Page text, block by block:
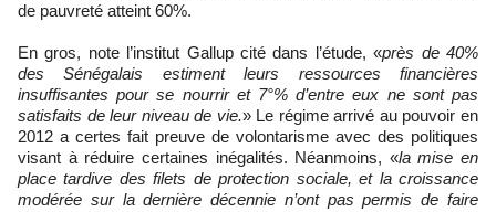
de pauvreté atteint 60%.
En gros, note l’institut Gallup cité dans l’étude, «près de 40%
des Sénégalais estiment leurs ressources financières
insuffisantes pour se nourrir et 7°% d’entre eux ne sont pas
satisfaits de leur niveau de vie.» Le régime arrivé au pouvoir en
2012 a certes fait preuve de volontarisme avec des politiques
visant à réduire certaines inégalités. Néanmoins, «la mise en
place tardive des filets de protection sociale, et la croissance
modérée sur la dernière décennie n’ont pas permis de faire